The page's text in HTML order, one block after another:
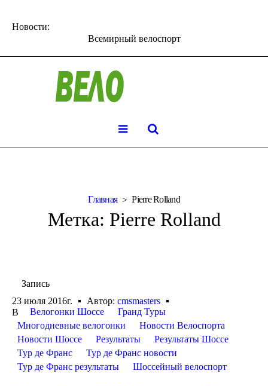
Новости:
Всемирный велоспорт
Главная Pierre Rolland
Метка: Pierre Rolland
Запись
23 июля 2016г.
Автор: cmsmasters
В
Велогонки Шоссе
Гранд Туры
Многодневные велогонки
Новости Велоспорта
Новости Шоссе
Результаты
Результаты Шоссе
Тур де Франс
Тур де Франс новости
Тур де Франс результаты
Шоссейный велоспорт